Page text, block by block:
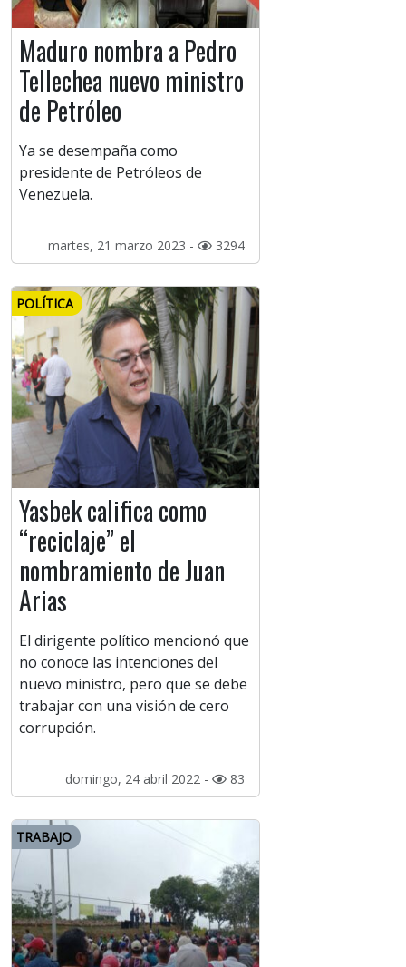
Maduro nombra a Pedro
Tellechea nuevo ministro
de Petróleo
Ya se desempaña como
presidente de Petróleos de
Venezuela.
martes, 21 marzo 2023 - 3294
POLÍTICA
Yasbek califica como
“reciclaje” el
nombramiento de Juan
Arias
El dirigente político mencionó que
no conoce las intenciones del
nuevo ministro, pero que se debe
trabajar con una visión de cero
corrupción.
domingo, 24 abril 2022 - 83
TRABAJO